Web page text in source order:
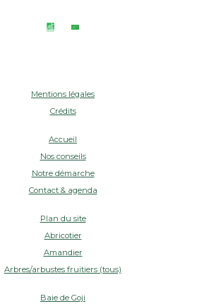
Mentions légales
Crédits
Accueil
Nos conseils
Notre démarche
Contact & agenda
Plan du site
Abricotier
Amandier
Arbres/arbustes fruitiers (tous)
Baie de Goji